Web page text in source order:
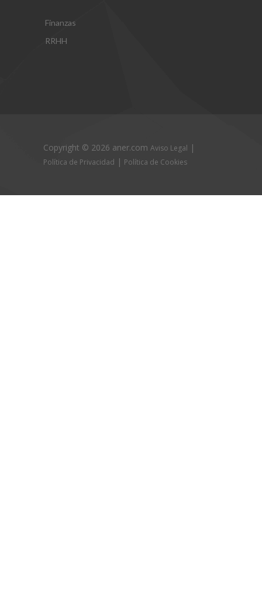
Finanzas
RRHH
Copyright © 2026 aner.com Aviso Legal |
Política de Privacidad | Política de Cookies